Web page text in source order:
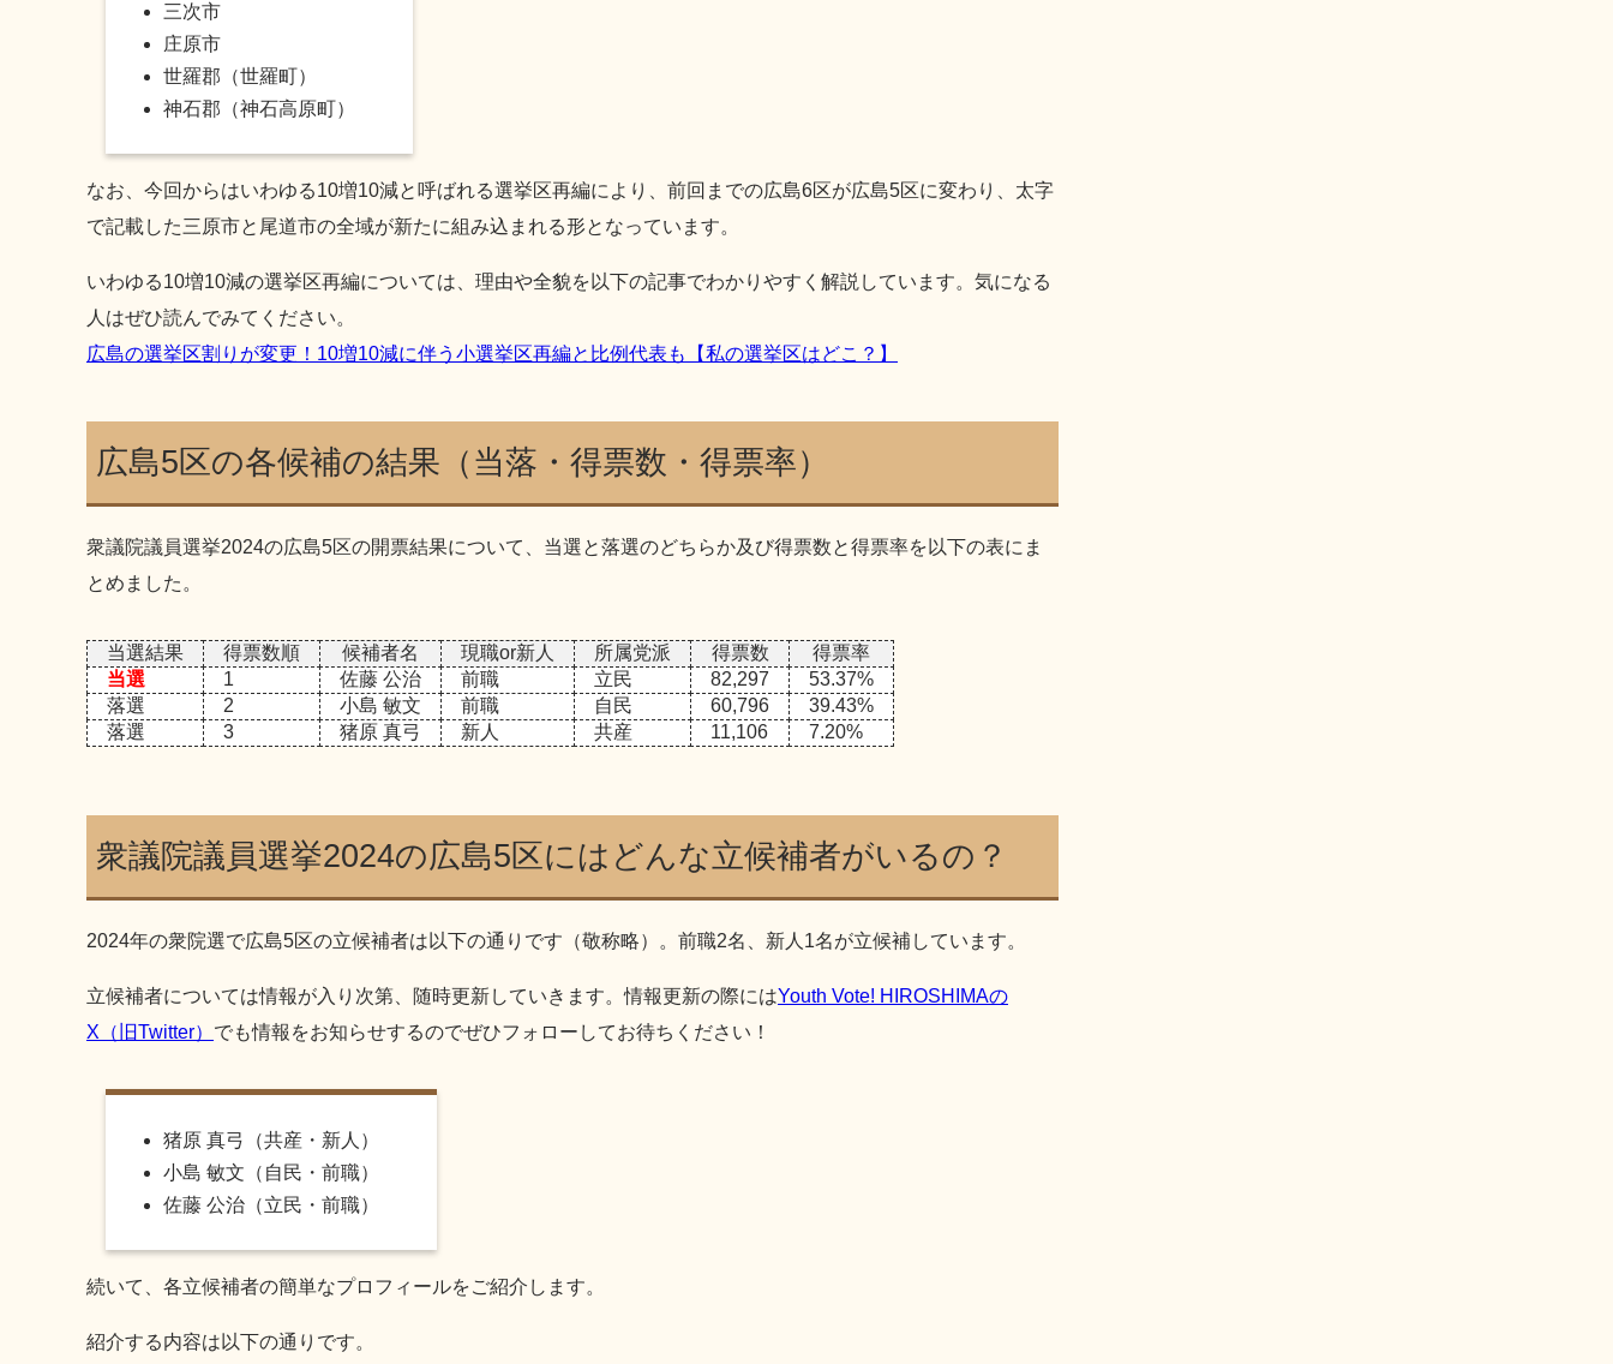
三次市
庄原市
世羅郡（世羅町）
神石郡（神石高原町）
なお、今回からはいわゆる10増10減と呼ばれる選挙区再編により、前回までの広島6区が広島5区に変わり、太字
で記載した三原市と尾道市の全域が新たに組み込まれる形となっています。
いわゆる10増10減の選挙区再編については、理由や全貌を以下の記事でわかりやすく解説しています。気になる
人はぜひ読んでみてください。
広島の選挙区割りが変更！10増10減に伴う小選挙区再編と比例代表も【私の選挙区はどこ？】
広島5区の各候補の結果（当落・得票数・得票率）
衆議院議員選挙2024の広島5区の開票結果について、当選と落選のどちらか及び得票数と得票率を以下の表にま
とめました。
当選結果 得票数順 候補者名 現職or新人 所属党派 得票数
得票率
当選
1 佐藤 公治 前職 立民 82,297
53.37%
落選
2 小島 敏文 前職 自民 60,796
39.43%
落選
3 猪原 真弓 新人 共産 11,106 7.20%
衆議院議員選挙2024の広島5区にはどんな立候補者がいるの？
2024年の衆院選で広島5区の立候補者は以下の通りです（敬称略）。前職2名、新人1名が立候補しています。
立候補者については情報が入り次第、随時更新していきます。情報更新の際にはYouth Vote! HIROSHIMAの
X（旧Twitter） でも情報をお知らせするのでぜひフォローしてお待ちください！
猪原 真弓（共産・新人）
小島 敏文（自民・前職）
佐藤 公治（立民・前職）
続いて、各立候補者の簡単なプロフィールをご紹介します。
紹介する内容は以下の通りです。